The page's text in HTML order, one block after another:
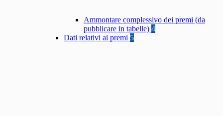
Ammontare complessivo dei premi (da
pubblicare in tabelle) 4
Dati relativi ai premi 5